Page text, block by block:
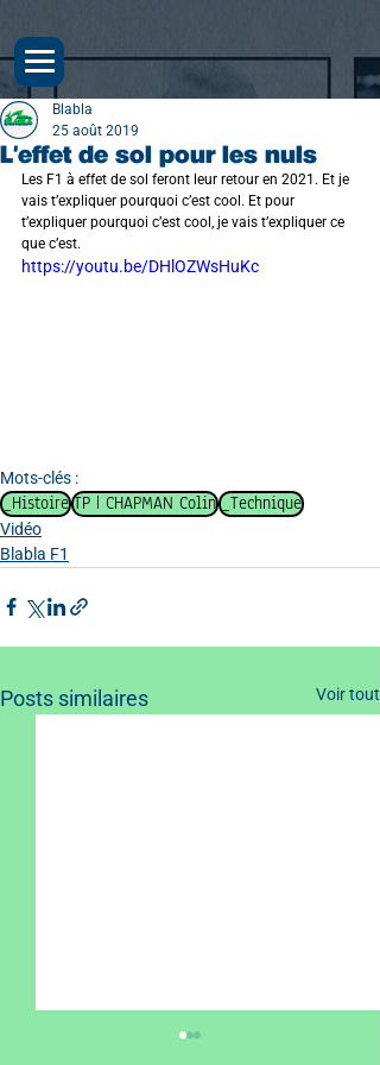
L'effet de sol pour les nuls
Blabla
25 août 2019
Les F1 à effet de sol feront leur retour en 2021. Et je
vais t’expliquer pourquoi c’est cool. Et pour
t’expliquer pourquoi c’est cool, je vais t’expliquer ce
que c’est.
https://youtu.be/DHlOZWsHuKc
Mots-clés :
_Histoire TP | CHAPMAN Colin _Technique
Vidéo
Blabla F1
Posts similaires Voir tout